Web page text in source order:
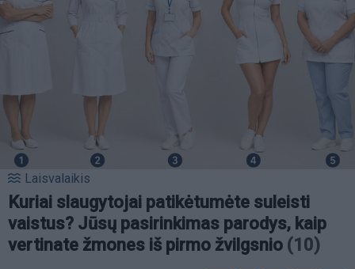
Laisvalaikis
Kuriai slaugytojai patikėtumėte suleisti
vaistus? Jūsų pasirinkimas parodys, kaip
vertinate žmones iš pirmo žvilgsnio (10)